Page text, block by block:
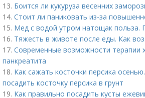
13. Боится ли кукуруза весенних
14. Стоит ли паниковать из-за
15. Мед с водой утром натощак польза.
16. Тяжесть в животе после еды. Как
17. Современные возможности терапии
панкреатита
18. Как сажать косточки персика
посадить косточку персика в грунт
19. Как правильно посадить кусты